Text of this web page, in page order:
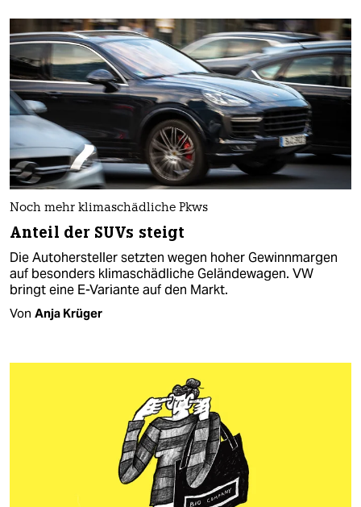
Noch mehr klimaschädliche Pkws
Anteil der SUVs steigt
Die Autohersteller setzten wegen hoher Gewinnmargen
auf besonders klimaschädliche Geländewagen. VW
bringt eine E-Variante auf den Markt.
Von Anja Krüger